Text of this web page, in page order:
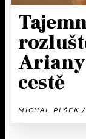
Ariany
cestě
MICHAL PLŠEK